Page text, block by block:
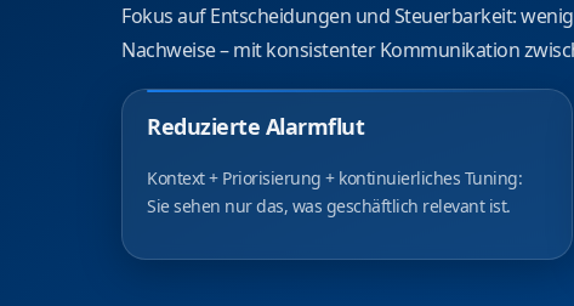
Fokus auf Entscheidungen und Steuerbarkeit:
Nachweise – mit konsistenter Kommunikation
Reduzierte Alarmflut
Kontext + Priorisierung + kontinuierliches Tuning:
Sie sehen nur das, was geschäftlich relevant ist.